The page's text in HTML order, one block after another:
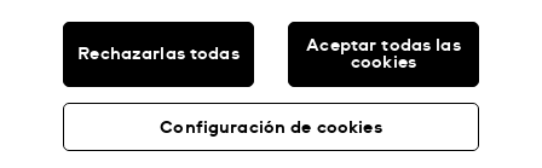
SWISS MADE
© SWATCH AG 2026, TODOS LOS DERECHOS RESERVADOS:
Configuración de cookies
Rechazarlas todas
Aceptar todas las
cookies